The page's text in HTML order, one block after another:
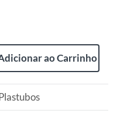
ao Carrinho